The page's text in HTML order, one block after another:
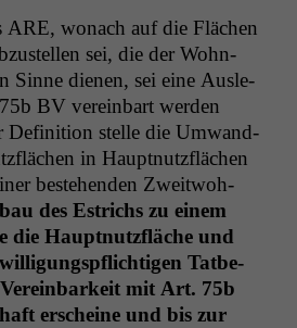
ARE, wonach auf die Flächen
sei, die der Wohn­
Sinne dienen, sei eine Ausle­
BV vere­in­bart wer­den
Def­i­n­i­tion stelle die Umwand­
in Haupt­nutzflächen
beste­hen­den Zweit­woh­
des Estrichs zu einem
die Haupt­nutzfläche und
Tatbe­
Vere­in­barkeit mit Art. 75b
erscheine und bis zur